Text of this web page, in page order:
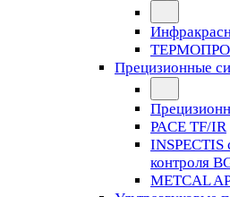
Прецизионные
PACE TF/IR
INSPECTIS
контроля
METCAL